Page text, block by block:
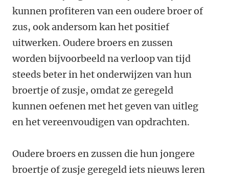
kunnen profiteren van een oudere broer of
zus, ook andersom kan het positief
uitwerken. Oudere broers en zussen
worden bijvoorbeeld na verloop van tijd
steeds beter in het onderwijzen van hun
broertje of zusje, omdat ze geregeld
kunnen oefenen met het geven van uitleg
en het vereenvoudigen van opdrachten.
Oudere broers en zussen die hun jongere
broertje of zusje geregeld iets nieuws leren